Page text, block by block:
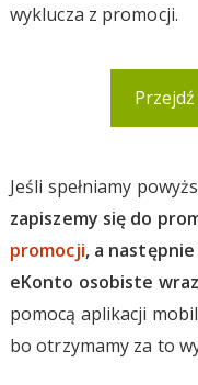
wyklucza z promocji.
Jeśli spełniamy
zapiszemy się do
promocji, a
eKonto osobiste
pomocą aplikacji
bo otrzymamy za to